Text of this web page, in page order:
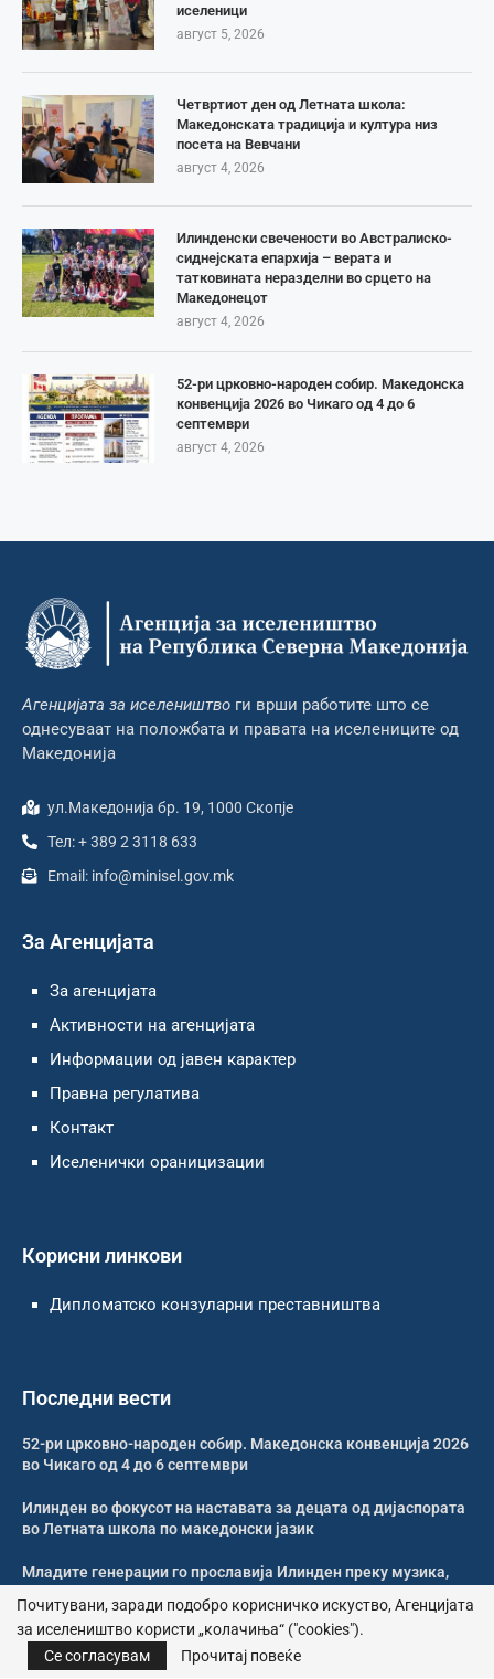
иселеници
август 5, 2026
Четвртиот ден од Летната школа:
Македонската традиција и култура низ
посета на Вевчани
август 4, 2026
Илинденски свечености во Австралиско-
сиднејската епархија – верата и
татковината неразделни во срцето на
Македонецот
август 4, 2026
52-ри црковно-народен собир. Македонска
конвенција 2026 во Чикаго од 4 до 6
септември
август 4, 2026
Агенцијата за иселеништво ги врши работите што се
однесуваат на положбата и правата на иселениците од
Македонија
ул.Македонија бр. 19, 1000 Скопје
Тел: + 389 2 3118 633
Email: info@minisel.gov.mk
За Агенцијата
За агенцијата
Активности на агенцијата
Информации од јавен карактер
Правна регулатива
Контакт
Иселенички ораницизации
Корисни линкови
Дипломатско конзуларни преставништва
Последни вести
52-ри црковно-народен собир. Македонска конвенција 2026
во Чикаго од 4 до 6 септември
Илинден во фокусот на наставата за децата од дијаспората
во Летната школа по македонски јазик
Младите генерации го прославија Илинден преку музика,
Свечено и молитвено одбележан Илинден во Џилонг
Почитувани, заради подобро корисничко искуство, Агенцијата
за иселеништво користи „колачиња“ ("cookies").
Се согласувам
Прочитај повеќе